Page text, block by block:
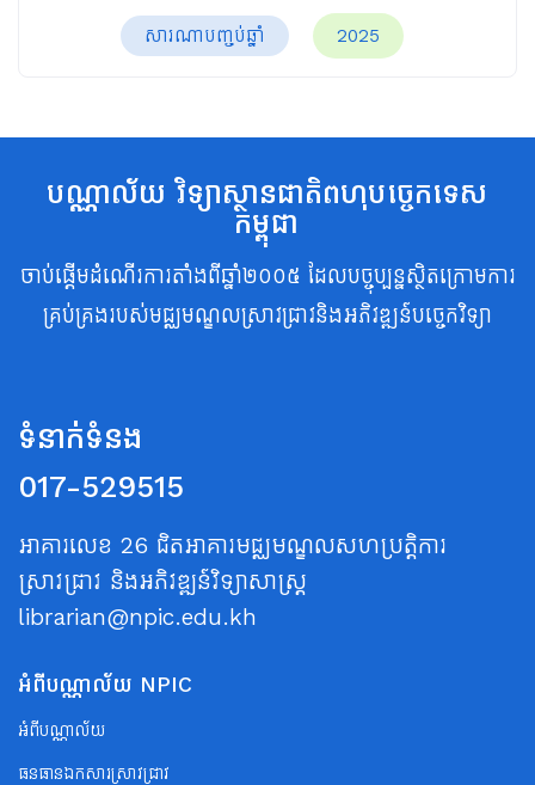
សារណាបញ្ចប់ឆ្នាំ 2025
បណ្ណាល័យ វិទ្យាស្ថានជាតិពហុបច្ចេកទេស
កម្ពុជា
ចាប់ផ្តើមដំណើរការតាំងពីឆ្នាំ២០០៥ ដែលបច្ចុប្បន្នស្ថិតក្រោមការ
គ្រប់គ្រងរបស់មជ្ឈមណ្ឌលស្រាវជ្រាវនិងអភិវឌ្ឍន៍បច្ចេកវិទ្យា
ទំនាក់ទំនង
017-529515
អាគារលេខ 26 ជិតអាគារមជ្ឈមណ្ឌលសហប្រត្តិការ
ស្រាវជ្រាវ និងអភិវឌ្ឍន៍វិទ្យាសាស្ត្រ
librarian@npic.edu.kh
អំពីបណ្ណាល័យ NPIC
អំពីបណ្ណាល័យ
ធនធានឯកសារស្រាវជ្រាវ